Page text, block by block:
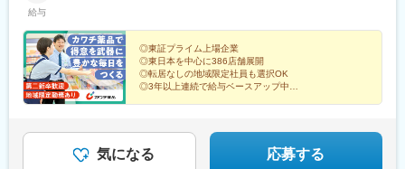
変更の範囲：会社の定める業務
額会社負担（社内規定あり）。※店舗所在地については、当社ホー
ムページを参照ください。※受動喫煙対策／オフィス内完全禁煙
駅、赤塚駅、高浜駅(茨城県)、潮来駅、常陸多賀駅、荒川沖駅、石
岡駅、南石下駅、偕楽園駅、岩瀬駅、牛久駅、大洗駅、笠間駅、
鹿島神宮駅、十王駅、神立駅、磯原駅、大津港駅、古河駅、佐和
駅、下菅谷駅、下館二高前駅、下館駅、大宝駅、静駅、高萩駅、
小木津駅、研究学園駅、つくば駅、みどりの駅、土浦駅、友部
田駅、常陸大宮駅、勝田駅、ひたち野うしく駅、日立駅、藤代
駅、新鉾田駅、水海道駅、南守谷駅、守谷駅、結城駅、水戸駅、
給与
◎東証プライム上場企業
◎東日本を中心に386店舗展開
◎転居なしの地域限定社員も選択OK
◎3年以上連続で給与ベースアップ中
気になる 応募する